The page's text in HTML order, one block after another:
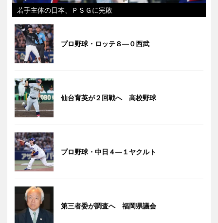
若手主体の日本、ＰＳＧに完敗
プロ野球・ロッテ８―０西武
仙台育英が２回戦へ 高校野球
プロ野球・中日４―１ヤクルト
第三者委が調査へ 福岡県議会